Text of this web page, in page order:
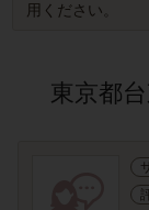
用ください。
東京都